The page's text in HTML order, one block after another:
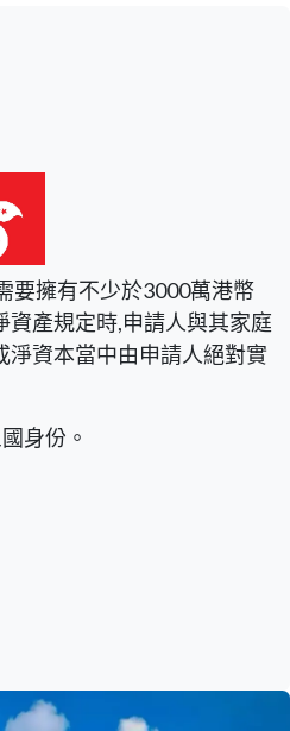
要擁有不少於3000萬港幣
資產規定時,申請人與其家庭
淨資本當中由申請人絕對實
身份。